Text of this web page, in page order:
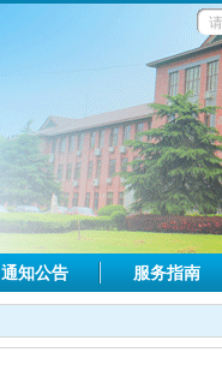
通知公告 服务指南